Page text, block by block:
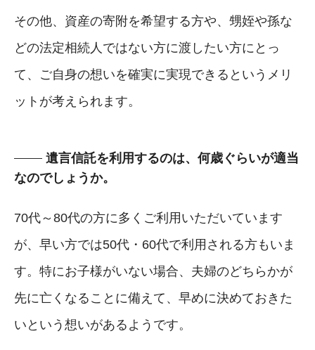
その他、資産の寄附を希望する方や、甥姪や孫な
どの法定相続人ではない方に渡したい方にとっ
て、ご自身の想いを確実に実現できるというメリ
ットが考えられます。
遺言信託を利用するのは、何歳ぐらいが適当
なのでしょうか。
70代～80代の方に多くご利用いただいています
が、早い方では50代・60代で利用される方もいま
す。特にお子様がいない場合、夫婦のどちらかが
先に亡くなることに備えて、早めに決めておきた
いという想いがあるようです。